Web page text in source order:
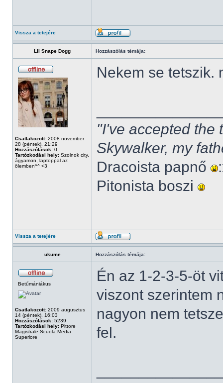
Vissza a tetejére
Lil Snape Dogg Hozzászólás témája:
Csatlakozott: 2008 november
28 (péntek), 21:29
Hozzászólások: 0
Tartózkodási hely: Szolnok city,
ágyamon, laptoppal az
ölemben^^ <3
Nekem se tetszik.
"I've accepted the
Skywalker, my
Dracoista papnő
Pitonista boszi
Vissza a tetejére
ukume Hozzászólás témája:
Betűmániákus
Csatlakozott: 2009 augusztus
14 (péntek), 16:03
Hozzászólások: 5239
Tartózkodási hely: Pittore
Magistrale Scuola Media
Superiore
Én az 1-2-3-5-öt
viszont szerintem
nagyon nem
fel.